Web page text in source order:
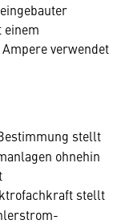
verwendet
stellt
ohnehin
stellt